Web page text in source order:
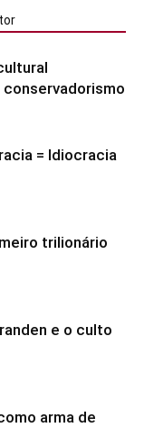
= Idiocracia
trilionário
e o culto
arma de